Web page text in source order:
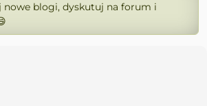
nowe blogi, dyskutuj na forum i